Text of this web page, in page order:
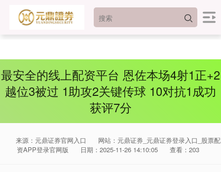
最安全的线上配资平台 恩佐本场4射1正+2
越位3被过 1助攻2关键传球 10对抗1成功
获评7分
来源：元鼎证券官网入口
网站：元鼎证券_元鼎证券登录入口_股票配
资APP登录官网版
日期：2025-11-26 14:10:05 查看：203